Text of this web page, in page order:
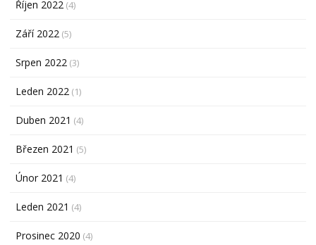
Říjen 2022 (4)
Září 2022 (5)
Srpen 2022 (3)
Leden 2022 (1)
Duben 2021 (4)
Březen 2021 (5)
Únor 2021 (4)
Leden 2021 (4)
Prosinec 2020 (4)